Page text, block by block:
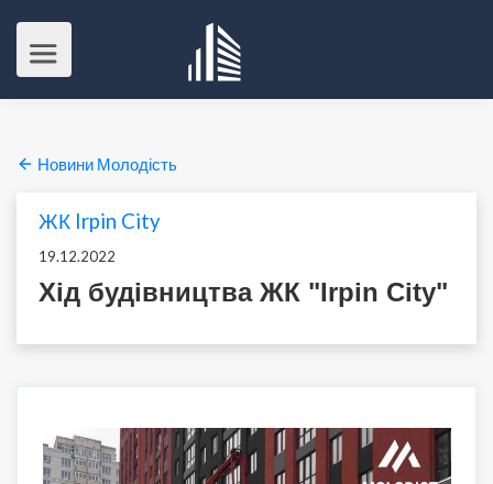
Новини Молодість
ЖК Irpin City
19.12.2022
Хід будівництва ЖК "Irpin City"